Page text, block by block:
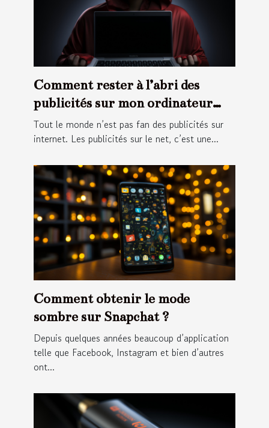
Comment rester à l’abri des
publicités sur mon ordinateur
portable ?
Tout le monde n’est pas fan des publicités sur
internet. Les publicités sur le net, c’est une...
Comment obtenir le mode
sombre sur Snapchat ?
Depuis quelques années beaucoup d’application
telle que Facebook, Instagram et bien d’autres
ont...